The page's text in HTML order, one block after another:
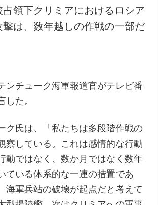
フォトバンク
占領下クリミアにおけるロシア
は、数年越しの作戦の一部だ
ンチューク海軍報道官がテレビ番
した。
ク氏は、「私たちは多段階作戦の
察している。これは感情的な行動
動ではなく、数か月ではなく数年
ている体系的な一連の措置であ
海軍兵站の破壊が起点だと考えて